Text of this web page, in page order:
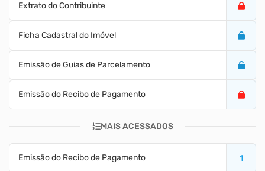
Extrato do Contribuinte
Ficha Cadastral do Imóvel
Emissão de Guias de Parcelamento
Emissão do Recibo de Pagamento
MAIS ACESSADOS
Emissão do Recibo de Pagamento 1